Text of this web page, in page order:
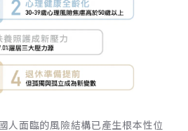
人面臨的風險結構已產生根本性位